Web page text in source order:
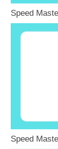
Speed
Speed